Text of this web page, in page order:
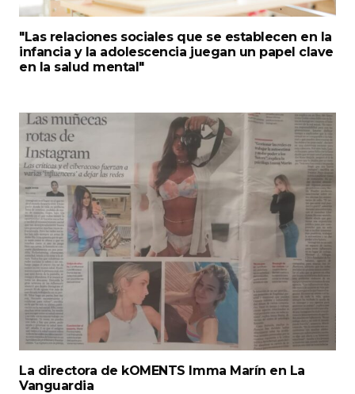
"Las relaciones sociales que se establecen en la
infancia y la adolescencia juegan un papel clave
en la salud mental"
La directora de kOMENTS Imma Marín en La
Vanguardia